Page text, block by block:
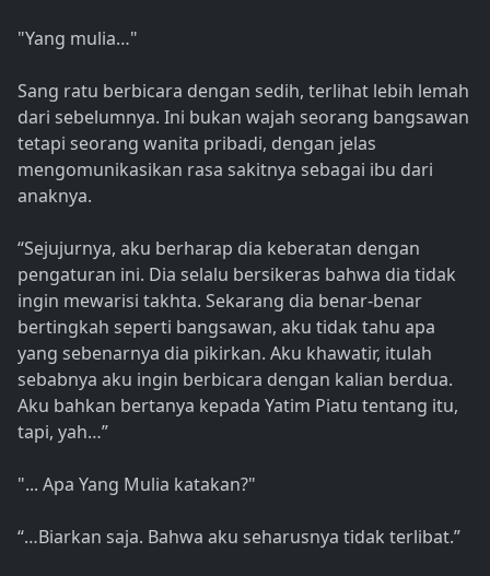
"Yang mulia…"
Sang ratu berbicara dengan sedih, terlihat lebih lemah
dari sebelumnya. Ini bukan wajah seorang bangsawan
tetapi seorang wanita pribadi, dengan jelas
mengomunikasikan rasa sakitnya sebagai ibu dari
anaknya.
“Sejujurnya, aku berharap dia keberatan dengan
pengaturan ini. Dia selalu bersikeras bahwa dia tidak
ingin mewarisi takhta. Sekarang dia benar-benar
bertingkah seperti bangsawan, aku tidak tahu apa
yang sebenarnya dia pikirkan. Aku khawatir, itulah
sebabnya aku ingin berbicara dengan kalian berdua.
Aku bahkan bertanya kepada Yatim Piatu tentang itu,
tapi, yah…”
"... Apa Yang Mulia katakan?"
“…Biarkan saja. Bahwa aku seharusnya tidak terlibat.”